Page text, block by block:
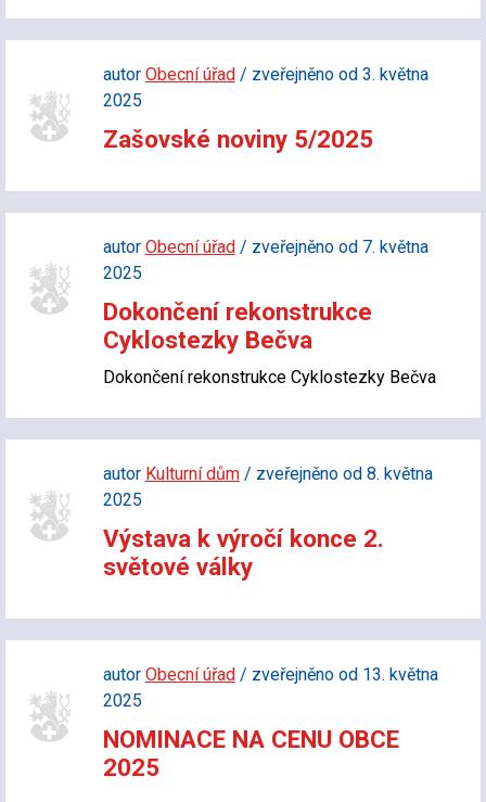
autor Obecní úřad/ zveřejněno od 3. května
2025
Zašovské noviny 5/2025
autor Obecní úřad/ zveřejněno od 7. května
2025
Dokončení rekonstrukce
Cyklostezky Bečva
Dokončení rekonstrukce Cyklostezky Bečva
autor Kulturní dům/ zveřejněno od 8. května
2025
Výstava k výročí konce 2.
světové války
autor Obecní úřad/ zveřejněno od 13. května
2025
NOMINACE NA CENU OBCE
2025